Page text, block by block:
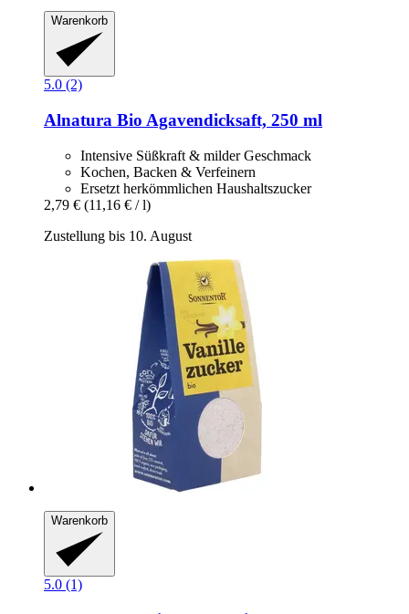
Warenkorb
5.0 (2)
Alnatura Bio Agavendicksaft, 250 ml
Intensive Süßkraft & milder Geschmack
Kochen, Backen & Verfeinern
Ersetzt herkömmlichen Haushaltszucker
2,79 € (11,16 € / l)
Zustellung bis 10. August
Warenkorb
5.0 (1)